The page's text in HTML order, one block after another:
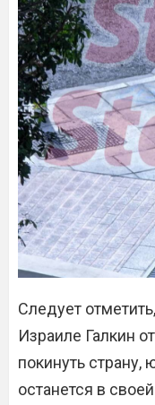
Следует
Израиле Галкин
покинуть страну,
останется в